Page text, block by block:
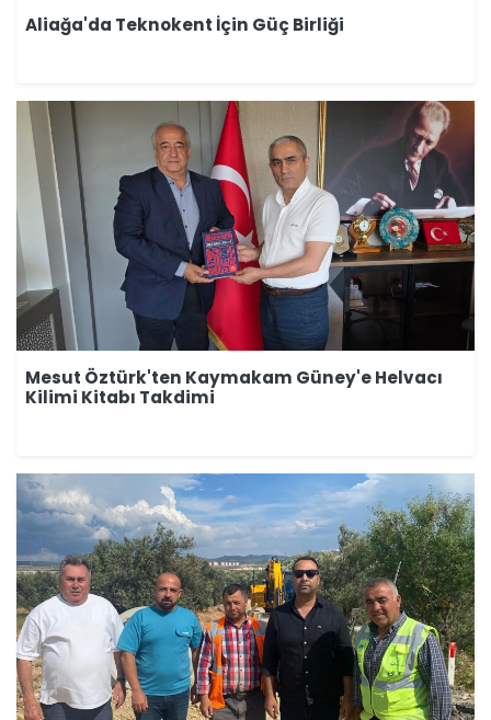
Aliağa'da Teknokent İçin Güç Birliği
Mesut Öztürk'ten Kaymakam Güney'e Helvacı
Kilimi Kitabı Takdimi